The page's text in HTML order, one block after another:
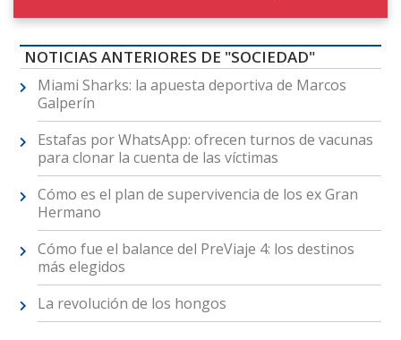
NOTICIAS ANTERIORES DE "SOCIEDAD"
Miami Sharks: la apuesta deportiva de Marcos
Galperín
Estafas por WhatsApp: ofrecen turnos de vacunas
para clonar la cuenta de las víctimas
Cómo es el plan de supervivencia de los ex Gran
Hermano
Cómo fue el balance del PreViaje 4: los destinos
más elegidos
La revolución de los hongos